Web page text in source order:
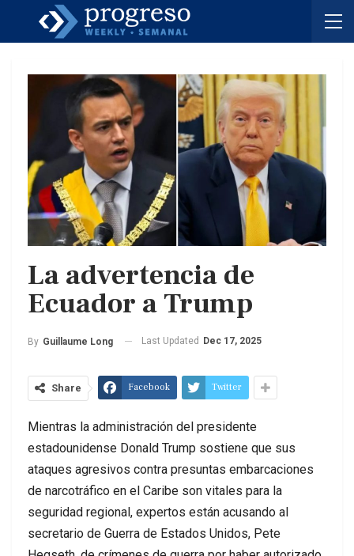
La advertencia de
Ecuador a Trump
By Guillaume Long Last Updated Dec 17, 2025
Share Facebook Twitter
Mientras la administración del presidente
estadounidense Donald Trump sostiene que sus
ataques agresivos contra presuntas embarcaciones
de narcotráfico en el Caribe son vitales para la
seguridad regional, expertos están acusando al
secretario de Guerra de Estados Unidos, Pete